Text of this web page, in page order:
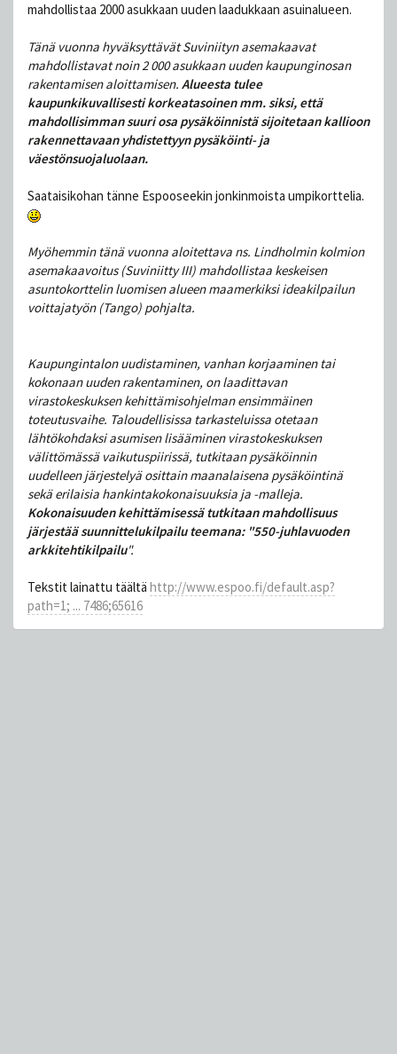
mahdollistaa 2000 asukkaan uuden laadukkaan asuinalueen.
Tänä vuonna hyväksyttävät Suviniityn asemakaavat
mahdollistavat noin 2 000 asukkaan uuden kaupunginosan
rakentamisen aloittamisen. Alueesta tulee
kaupunkikuvallisesti korkeatasoinen mm. siksi, että
mahdollisimman suuri osa pysäköinnistä sijoitetaan kallioon
rakennettavaan yhdistettyyn pysäköinti- ja
väestönsuojaluolaan.
Saataisikohan tänne Espooseekin jonkinmoista umpikorttelia.
Myöhemmin tänä vuonna aloitettava ns. Lindholmin kolmion
asemakaavoitus (Suviniitty III) mahdollistaa keskeisen
asuntokorttelin luomisen alueen maamerkiksi ideakilpailun
voittajatyön (Tango) pohjalta.
Kaupungintalon uudistaminen, vanhan korjaaminen tai
kokonaan uuden rakentaminen, on laadittavan
virastokeskuksen kehittämisohjelman ensimmäinen
toteutusvaihe. Taloudellisissa tarkasteluissa otetaan
lähtökohdaksi asumisen lisääminen virastokeskuksen
välittömässä vaikutuspiirissä, tutkitaan pysäköinnin
uudelleen järjestelyä osittain maanalaisena pysäköintinä
sekä erilaisia hankintakokonaisuuksia ja -malleja.
Kokonaisuuden kehittämisessä tutkitaan mahdollisuus
järjestää suunnittelukilpailu teemana: "550-juhlavuoden
arkkitehtikilpailu".
Tekstit lainattu täältä http://www.espoo.fi/default.asp?
path=1; ... 7486;65616